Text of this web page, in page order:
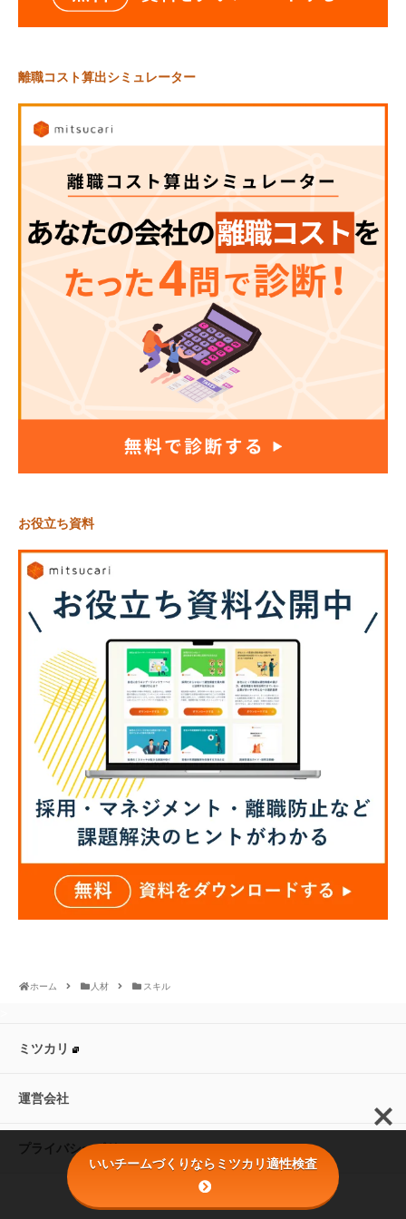
離職コスト算出シミュレーター
お役立ち資料
ホーム 人材 スキル
ミツカリ
運営会社
プライバシーポリシー
© 2016 株式会社ミツカリ
いいチームづくりならミツカリ適性検査